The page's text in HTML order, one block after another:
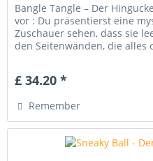
Bangle Tangle – Der
vor : Du präsentierst eine
Zuschauer sehen, dass sie
den Seitenwänden, die alles
£ 34.20 *
Remember